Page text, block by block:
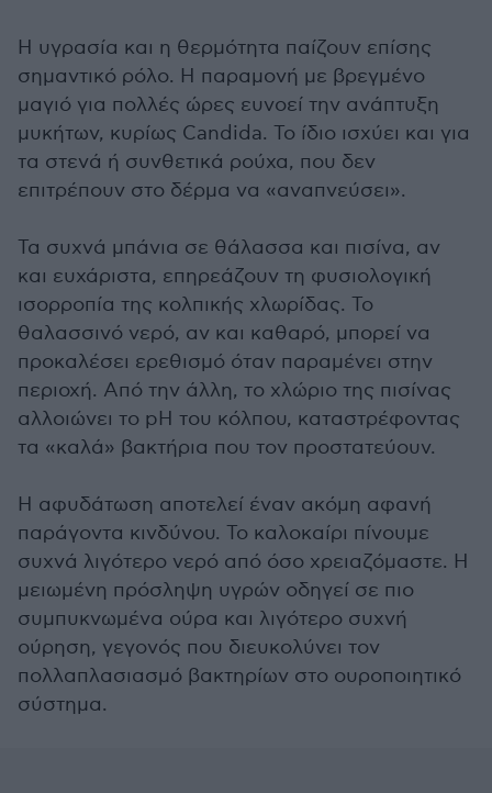
Η υγρασία και η θερμότητα παίζουν επίσης
σημαντικό ρόλο. Η παραμονή με βρεγμένο
μαγιό για πολλές ώρες ευνοεί την ανάπτυξη
μυκήτων, κυρίως Candida. Το ίδιο ισχύει και για
τα στενά ή συνθετικά ρούχα, που δεν
επιτρέπουν στο δέρμα να «αναπνεύσει».
Τα συχνά μπάνια σε θάλασσα και πισίνα, αν
και ευχάριστα, επηρεάζουν τη φυσιολογική
ισορροπία της κολπικής χλωρίδας. Το
θαλασσινό νερό, αν και καθαρό, μπορεί να
προκαλέσει ερεθισμό όταν παραμένει στην
περιοχή. Από την άλλη, το χλώριο της πισίνας
αλλοιώνει το pH του κόλπου, καταστρέφοντας
τα «καλά» βακτήρια που τον προστατεύουν.
Η αφυδάτωση αποτελεί έναν ακόμη αφανή
παράγοντα κινδύνου. Το καλοκαίρι πίνουμε
συχνά λιγότερο νερό από όσο χρειαζόμαστε. Η
μειωμένη πρόσληψη υγρών οδηγεί σε πιο
συμπυκνωμένα ούρα και λιγότερο συχνή
ούρηση, γεγονός που διευκολύνει τον
πολλαπλασιασμό βακτηρίων στο ουροποιητικό
σύστημα.